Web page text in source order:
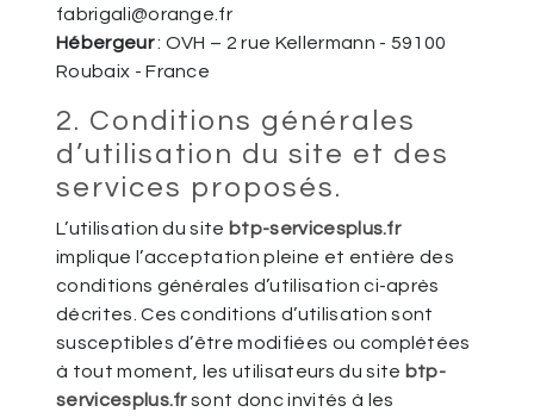
fabrigali@orange.fr
Hébergeur: OVH – 2 rue Kellermann - 59100
Roubaix - France
2. Conditions générales
d’utilisation du site et des
services proposés.
L’utilisation du site btp-servicesplus.fr
implique l’acceptation pleine et entière des
conditions générales d’utilisation ci-après
décrites. Ces conditions d’utilisation sont
susceptibles d’être modifiées ou complétées
à tout moment, les utilisateurs du site btp-
servicesplus.frsont donc invités à les